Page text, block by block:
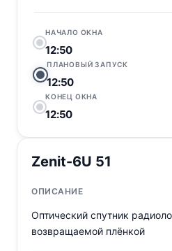
НАЧАЛО ОКНА
12:50
ПЛАНОВЫЙ ЗАПУСК
12:50
КОНЕЦ ОКНА
12:50
Zenit-6U 51
ОПИСАНИЕ
Оптический спутник
возвращаемой плёнкой